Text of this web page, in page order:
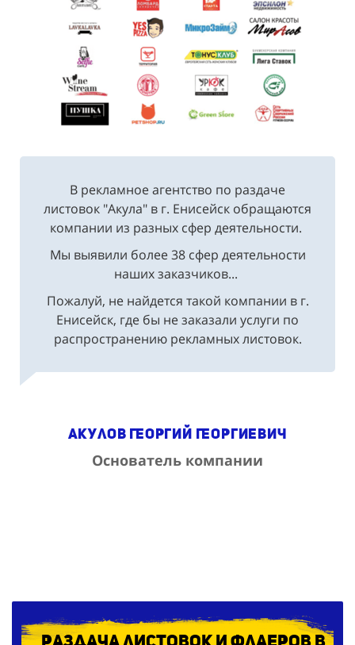
В рекламное агентство по раздаче
компании из разных сфер деятельности.
Мы выявили более 38 сфер деятельности
наших заказчиков...
Пожалуй, не найдется такой компании в г.
распространению рекламных листовок.
Основатель компании
Раздача листовок и флаеров в
г. Енисейск